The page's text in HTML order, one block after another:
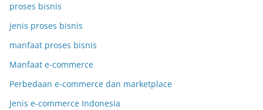
proses bisnis
jenis proses bisnis
manfaat proses bisnis
Manfaat e-commerce
Perbedaan e-commerce dan marketplace
Jenis e-commerce Indonesia